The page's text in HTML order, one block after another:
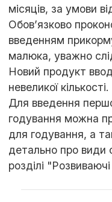
місяців, за умови
Обов’язково
введенням
малюка, уважно
Новий продукт
невеликої кількості.
Для введення
годування можна
для годування, а
детально про види
розділі